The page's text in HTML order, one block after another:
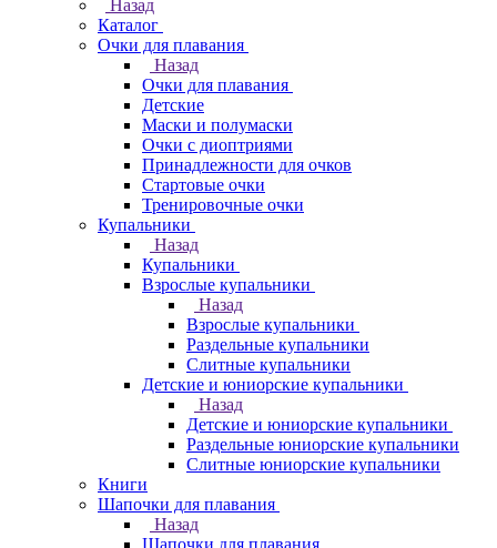
Назад
Каталог
Очки для плавания
Назад
Очки для плавания
Детские
Маски и полумаски
Очки с диоптриями
Принадлежности для очков
Стартовые очки
Тренировочные очки
Купальники
Назад
Купальники
Взрослые купальники
Назад
Взрослые купальники
Раздельные купальники
Слитные купальники
Детские и юниорские купальники
Назад
Детские и юниорские купальники
Раздельные юниорские купальники
Слитные юниорские купальники
Книги
Шапочки для плавания
Назад
Шапочки для плавания